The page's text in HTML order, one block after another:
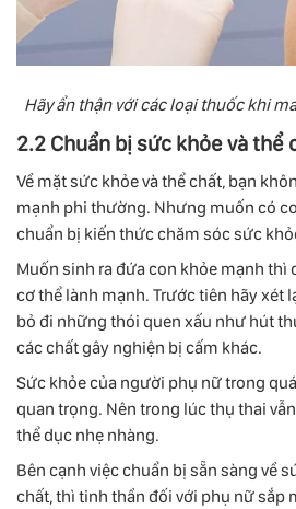
Hãy ẩn thận với các loại thuốc khi
2.2 Chuẩn bị sức khỏe và thể
Về mặt sức khỏe và thể chất, bạn
mạnh phi thường. Nhưng muốn có
chuẩn bị kiến thức chăm sóc sức
Muốn sinh ra đứa con khỏe mạnh thì
cơ thể lành mạnh. Trước tiên hãy xét
bỏ đi những thói quen xấu như hút
các chất gây nghiện bị cấm khác.
Sức khỏe của người phụ nữ trong
quan trọng. Nên trong lúc thụ thai
thể dục nhẹ nhàng.
Bên cạnh việc chuẩn bị sẵn sàng về
chất, thì tinh thần đối với phụ nữ sắp